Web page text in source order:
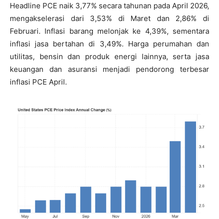
Headline PCE naik 3,77% secara tahunan pada April 2026,
mengakselerasi dari 3,53% di Maret dan 2,86% di
Februari. Inflasi barang melonjak ke 4,39%, sementara
inflasi jasa bertahan di 3,49%. Harga perumahan dan
utilitas, bensin dan produk energi lainnya, serta jasa
keuangan dan asuransi menjadi pendorong terbesar
inflasi PCE April.